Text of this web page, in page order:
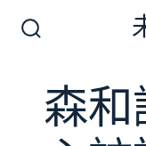
切
換
開森